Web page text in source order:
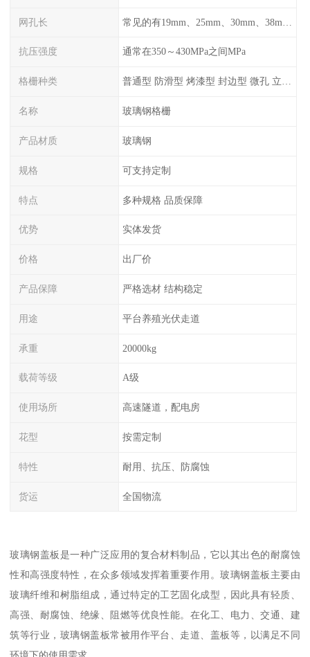
网孔长
抗压强度 通常在350～430MPa之间MPa
格栅种类 普通型 防滑型 ‌烤漆型 封边型 ‌微孔 立体 加砂覆面型 平面型
名称 玻璃钢格栅
产品材质 玻璃钢
规格 可支持定制
特点 多种规格 品质保障
优势 实体发货
价格 出厂价
产品保障 严格选材 结构稳定
用途 平台养殖光伏走道
承重 20000kg
载荷等级 A级
使用场所 高速隧道，配电房
花型 按需定制
特性 耐用、抗压、防腐蚀
货运 全国物流
玻璃钢盖板是一种广泛应用的复合材料制品，它以其出色的耐腐蚀
性和高强度特性，在众多领域发挥着重要作用。玻璃钢盖板主要由
玻璃纤维和树脂组成，通过特定的工艺固化成型，因此具有轻质、
高强、耐腐蚀、绝缘、阻燃等优良性能。在化工、电力、交通、建
筑等行业，玻璃钢盖板常被用作平台、走道、盖板等，以满足不同